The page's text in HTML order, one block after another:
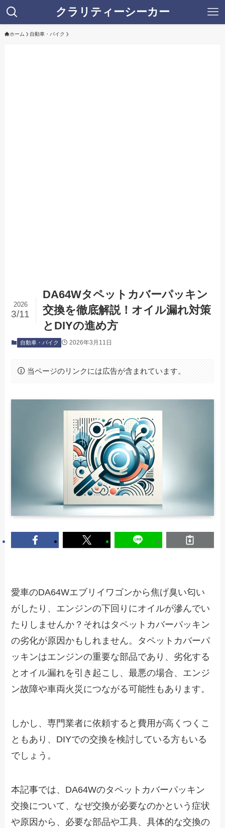
クラリティーシーカー
ホーム 自動車・バイク
DA64Wタペットカバーパッキン
交換を徹底解説！オイル漏れ対策
とDIYの進め方
2026
3/11
自動車・バイク 2026年3月11日
当ページのリンクには広告が含まれています。
愛車のDA64Wエブリイワゴンから焦げ臭い匂い
がしたり、エンジンの下回りにオイルが滲んでい
たりしませんか？それはタペットカバーパッキン
の劣化が原因かもしれません。タペットカバーパ
ッキンはエンジンの重要な部品であり、劣化する
とオイル漏れを引き起こし、最悪の場合、エンジ
ン故障や車両火災につながる可能性もあります。
しかし、専門業者に依頼すると費用が高くつくこ
ともあり、DIYでの交換を検討している方もいる
でしょう。
本記事では、DA64Wのタペットカバーパッキン
交換について、なぜ交換が必要なのかという症状
や原因から、必要な部品や工具、具体的な交換の